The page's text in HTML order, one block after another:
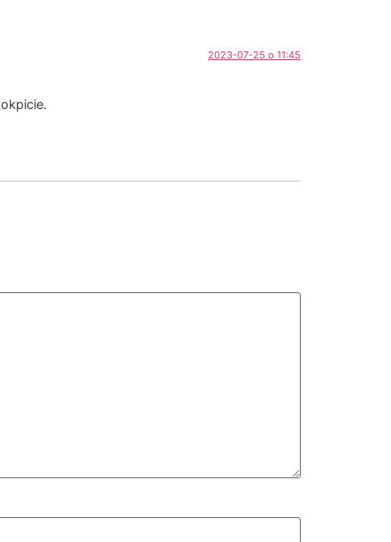
2023-07-25 o 11:45